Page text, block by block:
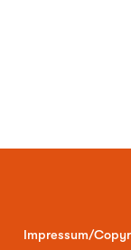
Impressum/